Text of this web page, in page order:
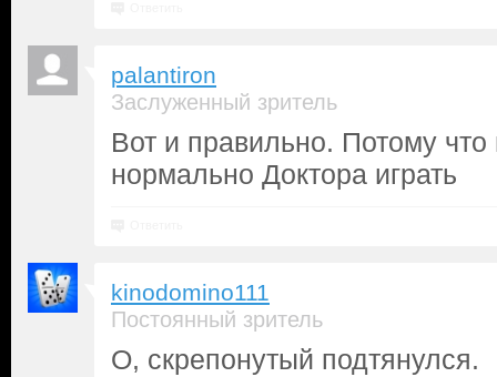
palantiron
Заслуженный зритель
Вот и правильно. Потому
нормально Доктора играть
kinodomino111
Постоянный зритель
О, скрепонутый подтянулся.